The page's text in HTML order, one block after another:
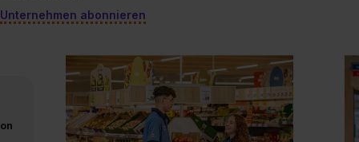
Unternehmen abonnieren